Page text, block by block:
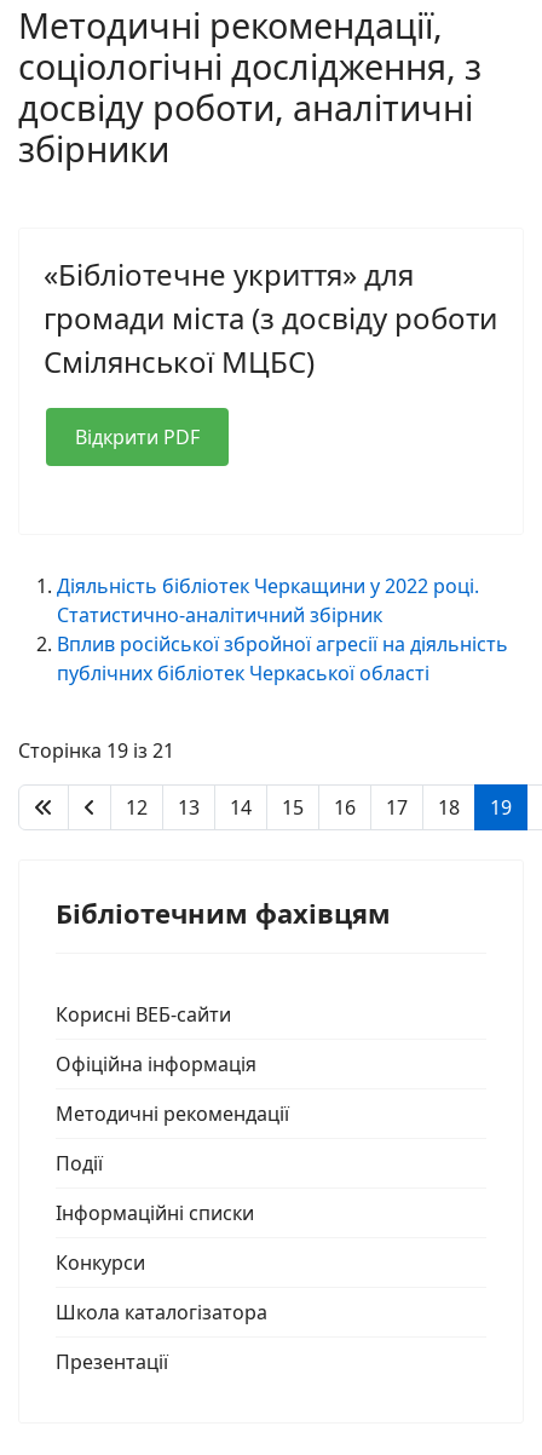
Методичні рекомендації,
соціологічні дослідження, з
досвіду роботи, аналітичні
збірники
«Бібліотечне укриття» для
громади міста (з досвіду роботи
Смілянської МЦБС)
Відкрити PDF
Діяльність бібліотек Черкащини у 2022 році.
Статистично-аналітичний збірник
Вплив російської збройної агресії на діяльність
публічних бібліотек Черкаської області
Сторінка 19 із 21
12 13 14 15 16 17 18 19
Бібліотечним фахівцям
Корисні ВЕБ-сайти
Офіційна інформація
Методичні рекомендації
Події
Інформаційні списки
Конкурси
Школа каталогізатора
Презентації